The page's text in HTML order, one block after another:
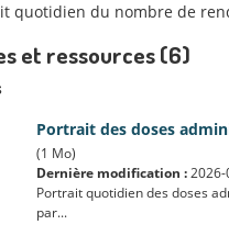
quotidien du nombre de
et ressources (6)
Portrait des doses
(1 Mo)
Dernière modification :
Portrait quotidien des doses
par...